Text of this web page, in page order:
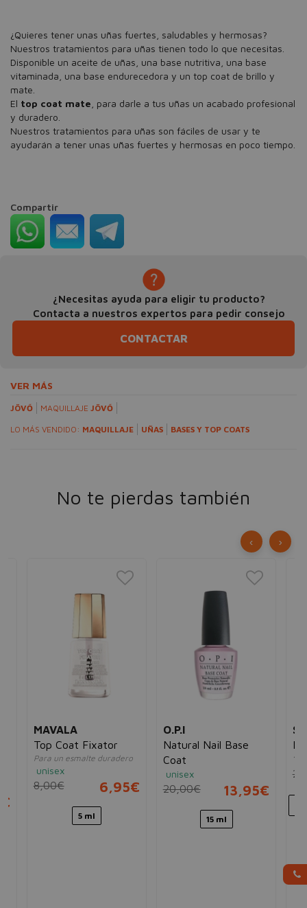
¿Quieres tener unas uñas fuertes, saludables y hermosas?
Nuestros tratamientos para uñas tienen todo lo que necesitas.
Disponible un aceite de uñas, una base nutritiva, una base
vitaminada, una base endurecedora y un top coat de brillo y
mate.
El top coat mate , para darle a tus uñas un acabado profesional
y duradero.
Nuestros tratamientos para uñas son fáciles de usar y te
ayudarán a tener unas uñas fuertes y hermosas en poco tiempo.
Compartir
¿Necesitas ayuda para eligir tu producto?
Contacta a nuestros expertos para pedir consejo
CONTACTAR
VER MÁS
JÖVŐ MAQUILLAJE JÖVŐ
LO MÁS VENDIDO: MAQUILLAJE UÑAS BASES Y TOP COATS
No te pierdas también
MAVALA
Top Coat Fixator
Para un esmalte duradero
unisex
8,00€ 6,95€
5 ml
O.P.I
Natural Nail Base
Coat
unisex
20,00€ 13,95€
15 ml
‹ ›